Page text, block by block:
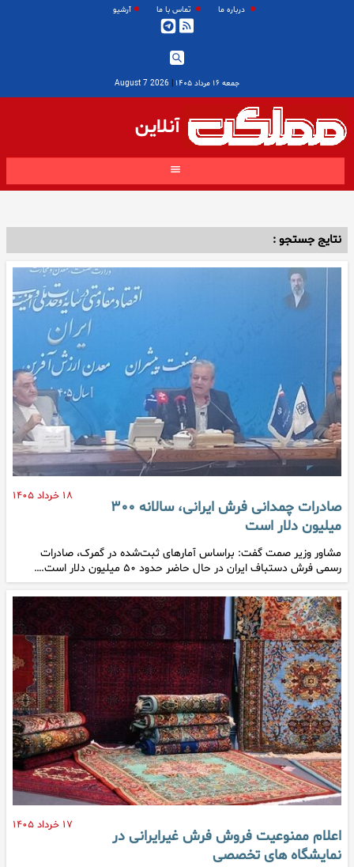
درباره ما تماس با ما آرشیو
جمعه ۱۶ مرداد ۱۴۰۵ |
2026 August 7
آنلاین
نتایج جستجو :
۱۸ خرداد ۱۴۰۵
صادرات چمدانی فرش ایرانی، سالانه ۳۰۰
میلیون دلار است
مشاور وزیر صمت گفت: براساس آمار‌های ثبت‌شده در گمرک، صادرات
رسمی فرش دستباف ایران در حال حاضر حدود ۵۰ میلیون دلار است.…
۱۷ خرداد ۱۴۰۵
اعلام ممنوعیت فروش فرش غیرایرانی در
نمایشگاه های تخصصی